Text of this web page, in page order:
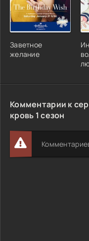
Заветное
желание
Комментарии к
кровь 1 сезон